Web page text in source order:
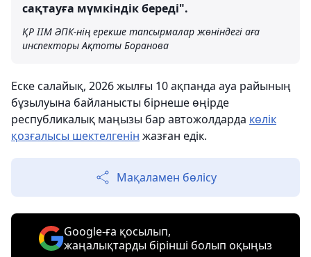
сақтауға мүмкіндік береді".
ҚР ІІМ ӘПК-нің ерекше тапсырмалар жөніндегі аға
инспекторы Ақтоты Боранова
Еске салайық, 2026 жылғы 10 ақпанда ауа райының
бұзылуына байланысты бірнеше өңірде
республикалық маңызы бар автожолдарда көлік
қозғалысы шектелгенін жазған едік.
Мақаламен бөлісу
Google-ға қосылып,
жаңалықтарды бірінші болып оқыңыз